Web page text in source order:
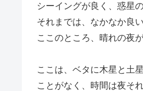
シーイングが良く、惑星
それまでは、なかなか良
ここのところ、晴れの夜
ここは、ベタに木星と土
ことがなく、時間は夜そ